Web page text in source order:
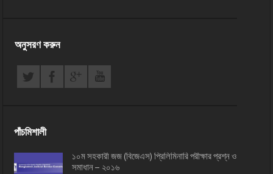
অনুসরণ করুন
পাঁচমিশালী
১০ম সহকারী জজ (বিজেএস) প্রিলিমিনারি পরীক্ষার প্রশ্ন ও
সমাধান – ২০১৬